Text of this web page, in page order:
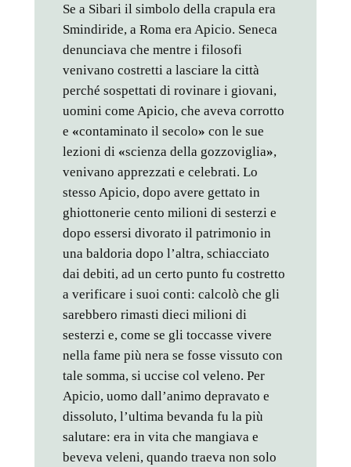
Se a Sibari il simbolo della crapula era
Smindiride, a Roma era Apicio. Seneca
denunciava che mentre i filosofi
venivano costretti a lasciare la città
perché sospettati di rovinare i giovani,
uomini come Apicio, che aveva corrotto
e «contaminato il secolo» con le sue
lezioni di «scienza della gozzoviglia»,
venivano apprezzati e celebrati. Lo
stesso Apicio, dopo avere gettato in
ghiottonerie cento milioni di sesterzi e
dopo essersi divorato il patrimonio in
una baldoria dopo l’altra, schiacciato
dai debiti, ad un certo punto fu costretto
a verificare i suoi conti: calcolò che gli
sarebbero rimasti dieci milioni di
sesterzi e, come se gli toccasse vivere
nella fame più nera se fosse vissuto con
tale somma, si uccise col veleno. Per
Apicio, uomo dall’animo depravato e
dissoluto, l’ultima bevanda fu la più
salutare: era in vita che mangiava e
beveva veleni, quando traeva non solo